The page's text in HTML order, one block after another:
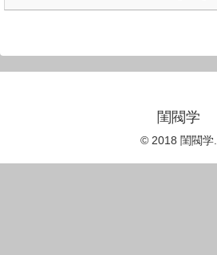
閨閥学
© 2018 閨閥学.